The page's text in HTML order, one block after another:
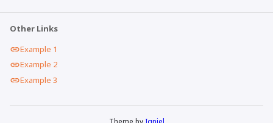
Other Links
Example 1
Example 2
Example 3
Theme by Igniel